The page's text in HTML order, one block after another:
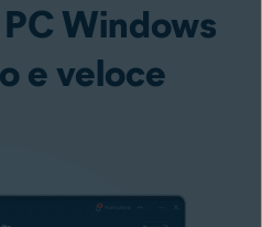
Windows
e veloce